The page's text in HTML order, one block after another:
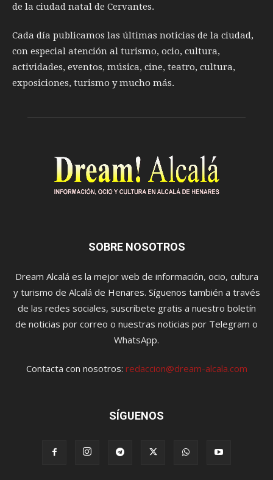
de la ciudad natal de Cervantes.
Cada día publicamos las últimas noticias de la ciudad,
con especial atención al turismo, ocio, cultura,
actividades, eventos, música, cine, teatro, cultura,
exposiciones, turismo y mucho más.
SOBRE NOSOTROS
Dream Alcalá es la mejor web de información, ocio, cultura
y turismo de Alcalá de Henares. Síguenos también a través
de las redes sociales, suscríbete gratis a nuestro boletín
de noticias por correo o nuestras noticias por Telegram o
WhatsApp.
Contacta con nosotros: redaccion@dream-alcala.com
SÍGUENOS